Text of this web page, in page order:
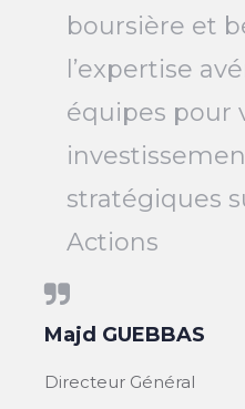
boursière et
l’expertise
équipes pour
stratégiques
Actions
Majd GUEBBAS
Directeur Général